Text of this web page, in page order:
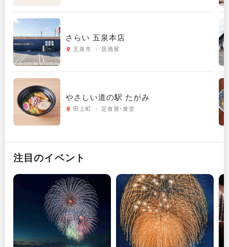
さらい 五泉本店
五泉市 ・ 居酒屋
やさしい道の駅 たがみ
田上町 ・ 定食屋･食堂
注目のイベント